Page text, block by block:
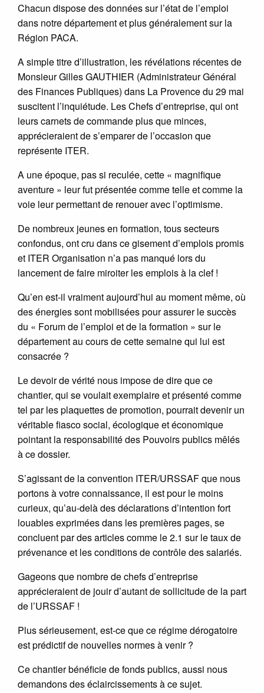
Chacun dispose des données sur l’état de l’emploi
dans notre département et plus généralement sur la
Région PACA.
A simple titre d’illustration, les révélations récentes de
Monsieur Gilles GAUTHIER (Administrateur Général
des Finances Publiques) dans La Provence du 29 mai
suscitent l’inquiétude. Les Chefs d’entreprise, qui ont
leurs carnets de commande plus que minces,
apprécieraient de s’emparer de l’occasion que
représente ITER.
A une époque, pas si reculée, cette « magnifique
aventure » leur fut présentée comme telle et comme la
voie leur permettant de renouer avec l’optimisme.
De nombreux jeunes en formation, tous secteurs
confondus, ont cru dans ce gisement d’emplois promis
et ITER Organisation n’a pas manqué lors du
lancement de faire miroiter les emplois à la clef !
Qu’en est-il vraiment aujourd’hui au moment même, où
des énergies sont mobilisées pour assurer le succès
du « Forum de l’emploi et de la formation » sur le
département au cours de cette semaine qui lui est
consacrée ?
Le devoir de vérité nous impose de dire que ce
chantier, qui se voulait exemplaire et présenté comme
tel par les plaquettes de promotion, pourrait devenir un
véritable fiasco social, écologique et économique
pointant la responsabilité des Pouvoirs publics mêlés
à ce dossier.
S’agissant de la convention ITER/URSSAF que nous
portons à votre connaissance, il est pour le moins
curieux, qu’au-delà des déclarations d’intention fort
louables exprimées dans les premières pages, se
concluent par des articles comme le 2.1 sur le taux de
prévenance et les conditions de contrôle des salariés.
Gageons que nombre de chefs d’entreprise
apprécieraient de jouir d’autant de sollicitude de la part
de l’URSSAF !
Plus sérieusement, est-ce que ce régime dérogatoire
est prédictif de nouvelles normes à venir ?
Ce chantier bénéficie de fonds publics, aussi nous
demandons des éclaircissements à ce sujet.